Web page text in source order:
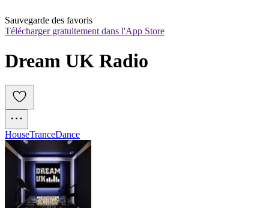
Sauvegarde des favoris
Télécharger gratuitement dans l'App Store
Dream UK Radio
HouseTranceDance